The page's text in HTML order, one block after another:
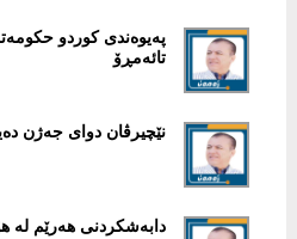
پەیوەندی کوردو
تائەمڕۆ
نێچیرڤان دوای جەژن
دابەشکردنی ھەرێم لە